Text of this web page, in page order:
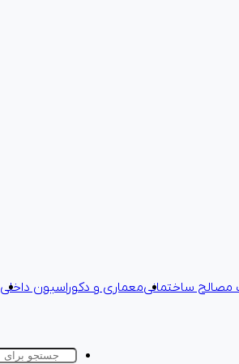
مصالح ساختمانیمعماری و دکوراسیون داخلی